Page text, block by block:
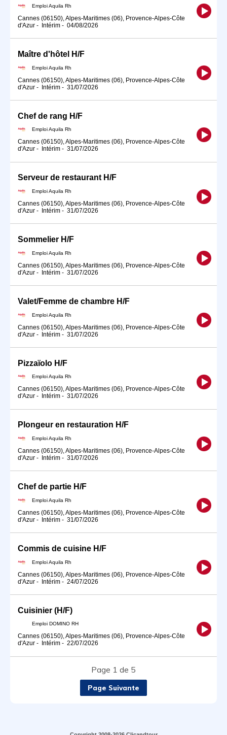
Emploi Aquila Rh
Cannes (06150), Alpes-Maritimes (06), Provence-Alpes-Côte
d'Azur - Intérim - 04/08/2026
Maître d'hôtel H/F
Emploi Aquila Rh
Cannes (06150), Alpes-Maritimes (06), Provence-Alpes-Côte
d'Azur - Intérim - 31/07/2026
Chef de rang H/F
Emploi Aquila Rh
Cannes (06150), Alpes-Maritimes (06), Provence-Alpes-Côte
d'Azur - Intérim - 31/07/2026
Serveur de restaurant H/F
Emploi Aquila Rh
Cannes (06150), Alpes-Maritimes (06), Provence-Alpes-Côte
d'Azur - Intérim - 31/07/2026
Sommelier H/F
Emploi Aquila Rh
Cannes (06150), Alpes-Maritimes (06), Provence-Alpes-Côte
d'Azur - Intérim - 31/07/2026
Valet/Femme de chambre H/F
Emploi Aquila Rh
Cannes (06150), Alpes-Maritimes (06), Provence-Alpes-Côte
d'Azur - Intérim - 31/07/2026
Pizzaïolo H/F
Emploi Aquila Rh
Cannes (06150), Alpes-Maritimes (06), Provence-Alpes-Côte
d'Azur - Intérim - 31/07/2026
Plongeur en restauration H/F
Emploi Aquila Rh
Cannes (06150), Alpes-Maritimes (06), Provence-Alpes-Côte
d'Azur - Intérim - 31/07/2026
Chef de partie H/F
Emploi Aquila Rh
Cannes (06150), Alpes-Maritimes (06), Provence-Alpes-Côte
d'Azur - Intérim - 31/07/2026
Commis de cuisine H/F
Emploi Aquila Rh
Cannes (06150), Alpes-Maritimes (06), Provence-Alpes-Côte
d'Azur - Intérim - 24/07/2026
Cuisinier (H/F)
Emploi DOMINO RH
Cannes (06150), Alpes-Maritimes (06), Provence-Alpes-Côte
d'Azur - Intérim - 22/07/2026
Page 1 de 5
Page Suivante